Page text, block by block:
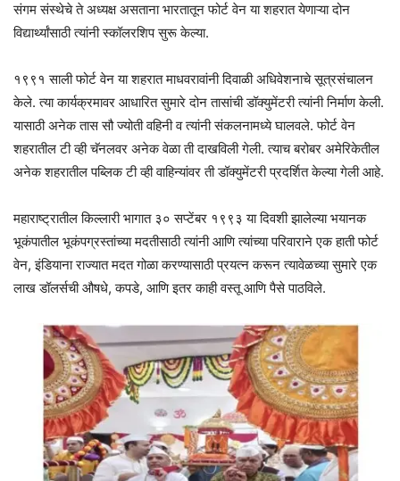
संगम संस्थेचे ते अध्यक्ष असताना भारतातून फोर्ट वेन या शहरात येणाऱ्या दोन
विद्यार्थ्यांसाठी त्यांनी स्कॉलरशिप सुरू केल्या.
१९९१ साली फोर्ट वेन या शहरात माधवरावांनी दिवाळी अधिवेशनाचे सूत्रसंचालन
केले. त्या कार्यक्रमावर आधारित सुमारे दोन तासांची डॉक्युमेंटरी त्यांनी निर्माण केली.
यासाठी अनेक तास सौ ज्योती वहिनी व त्यांनी संकलनामध्ये घालवले. फोर्ट वेन
शहरातील टी व्ही चॅनलवर अनेक वेळा ती दाखविली गेली. त्याच बरोबर अमेरिकेतील
अनेक शहरातील पब्लिक टी व्ही वाहिन्यांवर ती डॉक्युमेंटरी प्रदर्शित केल्या गेली आहे.
महाराष्ट्रातील किल्लारी भागात ३० सप्टेंबर १९९३ या दिवशी झालेल्या भयानक
भूकंपातील भूकंपग्रस्तांच्या मदतीसाठी त्यांनी आणि त्यांच्या परिवाराने एक हाती फोर्ट
वेन, इंडियाना राज्यात मदत गोळा करण्यासाठी प्रयत्न करून त्यावेळच्या सुमारे एक
लाख डॉलर्सची औषधे, कपडे, आणि इतर काही वस्तू आणि पैसे पाठविले.